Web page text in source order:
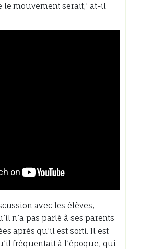
le mouvement serait,’ at-il
avec les élèves,
n’a pas parlé à ses parents
après qu’il est sorti. Il est
fréquentait à l’époque, qui